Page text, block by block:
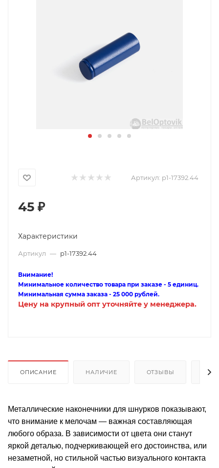
Артикул: p1-17392.44
45 ₽
Характеристики
Артикул — p1-17392.44
Внимание!
Минимальное количество товара при заказе - 5 единиц.
Минимальная сумма заказа - 25 000 рублей.
Цену на крупный опт уточняйте у менеджера.
ОПИСАНИЕ НАЛИЧИЕ ОТЗЫВЫ
Металлические наконечники для шнурков показывают,
что внимание к мелочам — важная составляющая
любого образа. В зависимости от цвета они станут
яркой деталью, подчеркивающей его достоинства, или
незаметной, но стильной частью визуального контакта